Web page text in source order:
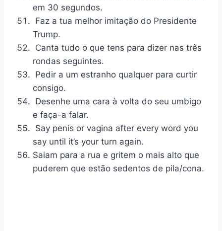
em 30 segundos.
Faz a tua melhor imitação do Presidente
Trump.
Canta tudo o que tens para dizer nas três
rondas seguintes.
Pedir a um estranho qualquer para curtir
consigo.
Desenhe uma cara à volta do seu umbigo
e faça-a falar.
Say penis or vagina after every word you
say until it’s your turn again.
Saiam para a rua e gritem o mais alto que
puderem que estão sedentos de pila/cona.